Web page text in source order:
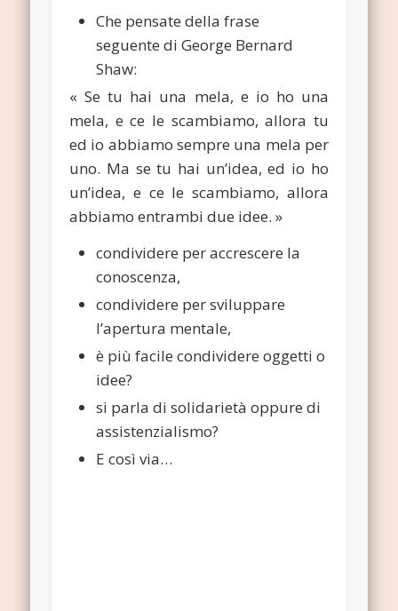
Che pensate della frase
seguente di George Bernard
Shaw:
« Se tu hai una mela, e io ho una
mela, e ce le scambiamo, allora tu
ed io abbiamo sempre una mela per
uno. Ma se tu hai un’idea, ed io ho
un’idea, e ce le scambiamo, allora
abbiamo entrambi due idee. »
condividere per accrescere la
conoscenza,
condividere per sviluppare
l’apertura mentale,
è più facile condividere oggetti o
idee?
si parla di solidarietà oppure di
assistenzialismo?
E così via…